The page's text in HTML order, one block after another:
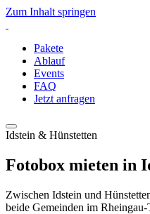
Zum Inhalt springen
Pakete
Ablauf
Events
FAQ
Jetzt anfragen
Idstein & Hünstetten
Fotobox mieten in
Zwischen Idstein und
beide Gemeinden im